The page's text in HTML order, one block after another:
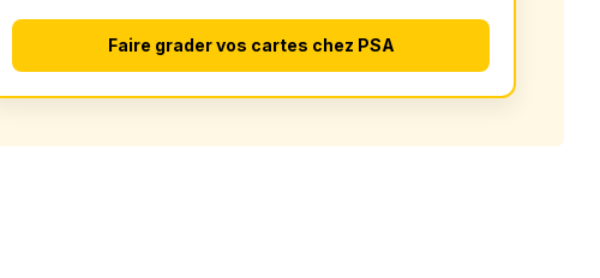
Faire grader vos cartes chez PSA